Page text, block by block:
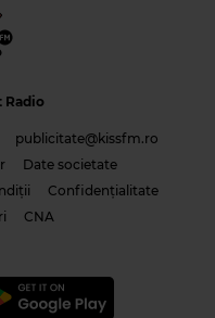
Radio
publicitate@kissfm.ro
Date societate
Confidențialitate
CNA